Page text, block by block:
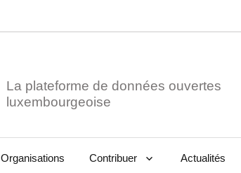
La plateforme de données ouvertes
Organisations Contribuer Actualités